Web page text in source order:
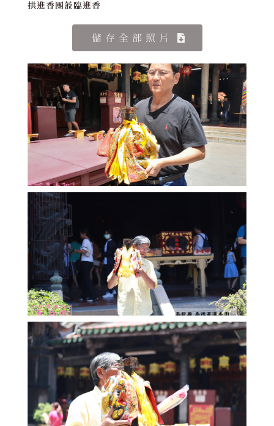
拱進香團蒞臨進香
儲存全部照片